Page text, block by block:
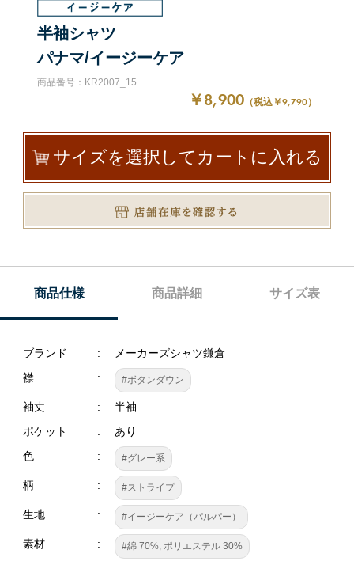
半袖シャツ
パナマ/イージーケア
商品番号：KR2007_15
￥8,900 （税込￥9,790）
サイズを選択してカートに入れる
商品仕様 商品詳細 サイズ表
ブランド
メーカーズシャツ鎌倉
襟
#ボタンダウン
袖丈
半袖
ポケット
あり
色
#グレー系
柄 #ストライプ
生地 #イージーケア（パルパー）
素材 #綿 70%, ポリエステル 30%